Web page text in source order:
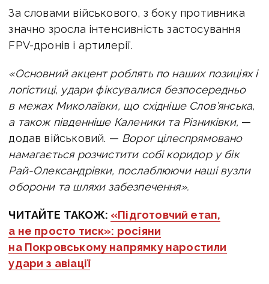
За словами військового, з боку противника
значно зросла інтенсивність застосування
FPV-дронів і артилерії.
«Основний акцент роблять по наших позиціях і
логістиці, удари фіксувалися безпосередньо
в межах Миколаївки, що східніше Слов’янська,
а також південніше Каленики та Різниківки, —
додав військовий. — Ворог цілеспрямовано
намагається розчистити собі коридор у бік
Рай-Олександрівки, послаблюючи наші вузли
оборони та шляхи забезпечення».
ЧИТАЙТЕ ТАКОЖ: «Підготовчий етап,
а не просто тиск»: росіяни
на Покровському напрямку наростили
удари з авіації